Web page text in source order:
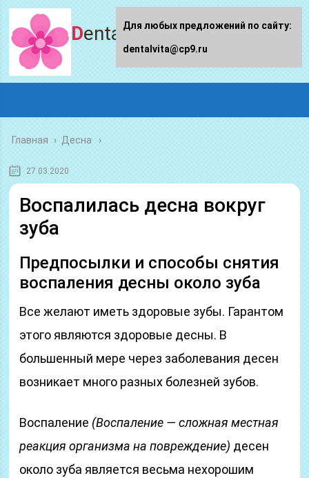
Dentalvita.ru
Главная › Десна
27.03.2020
Воспалилась десна вокруг
зуба
Предпосылки и способы снятия
воспаления десны около зуба
Все желают иметь здоровые зубы. Гарантом
этого являются здоровые десны. В
большенный мере через заболевания десен
возникает много разных болезней зубов.
Воспаление (Воспаление — сложная местная
реакция организма на повреждение) десен
около зуба является весьма нехорошим
Для любых предложений по сайту:
dentalvita@cp9.ru